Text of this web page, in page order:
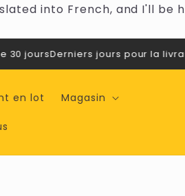
into French, and I'll be
joursDerniers jours pour la
en lot Magasin